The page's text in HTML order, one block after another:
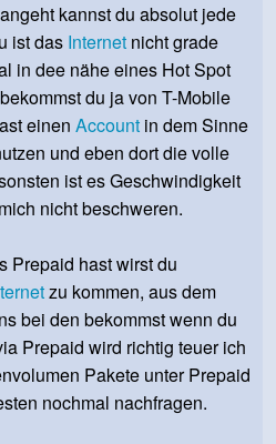
kannst du absolut jede
ist das Internet nicht grade
in dee nähe eines Hot Spot
du ja von T-Mobile
einen Account in dem Sinne
und eben dort die volle
ist es Geschwindigkeit
nicht beschweren.
Prepaid hast wirst du
zu kommen, aus dem
bei den bekommst wenn du
Prepaid wird richtig teuer ich
Pakete unter Prepaid
nochmal nachfragen.